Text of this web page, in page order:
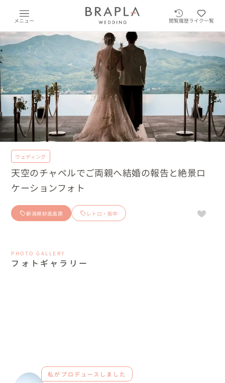
メニュー 閲覧履歴ライク一覧
ウェディング
天空のチャペルでご両親へ結婚の報告と絶景ロ
ケーションフォト
新潟県妙高高原 レトロ・街中
PHOTO GALLERY
フォトギャラリー
私がプロデュースしました